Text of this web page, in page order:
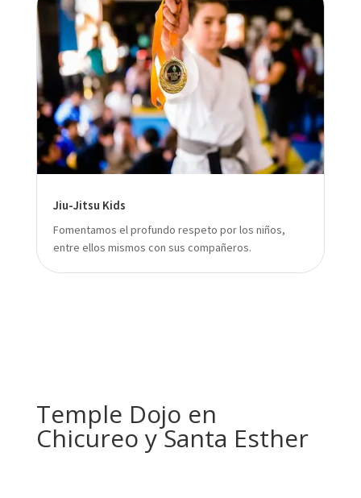
Jiu-Jitsu Kids
Fomentamos el profundo respeto por los niños,
entre ellos mismos con sus compañeros.
Temple Dojo en
Chicureo y Santa Esther